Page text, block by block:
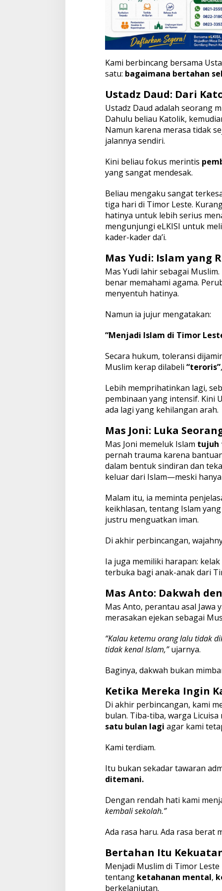
Kami berbincang bersama
satu: bagaimana bertahan
Ustadz Daud: Dari
Ustadz Daud adalah seorang
Dahulu beliau Katolik,
Namun karena merasa tidak
jalannya sendiri.
Kini beliau fokus merintis
yang sangat mendesak.
Beliau mengaku sangat
tiga hari di Timor Leste.
hatinya untuk lebih serius
mengunjungi eLKISI untuk
kader-kader da’i.
Mas Yudi: Islam yang
Mas Yudi lahir sebagai
benar memahami agama.
menyentuh hatinya.
Namun ia jujur mengatakan:
“Menjadi Islam di Timor
Secara hukum, toleransi
Muslim kerap dilabeli “teroris”
Lebih memprihatinkan lagi,
pembinaan yang intensif. Kini
ada lagi yang kehilangan arah.
Mas Joni: Luka
Mas Joni memeluk Islam tujuh
pernah trauma karena
dalam bentuk sindiran dan
keluar dari Islam—meski
Malam itu, ia meminta
keikhlasan, tentang Islam
justru menguatkan iman.
Di akhir perbincangan,
Ia juga memiliki harapan:
terbuka bagi anak-anak dari
Mas Anto: Dakwah
Mas Anto, perantau asal
merasakan ejekan sebagai
“Kalau ketemu orang lalu tidak
tidak kenal Islam,”ujarnya.
Baginya, dakwah bukan
Ketika Mereka Ingin
Di akhir perbincangan, kami
bulan. Tiba-tiba, warga
satu bulan lagi agar kami
Kami terdiam.
Itu bukan sekadar tawaran
ditemani.
Dengan rendah hati kami
kembali sekolah.”
Ada rasa haru. Ada rasa berat
Bertahan Itu
Menjadi Muslim di Timor
tentang ketahanan mental,
berkelanjutan.